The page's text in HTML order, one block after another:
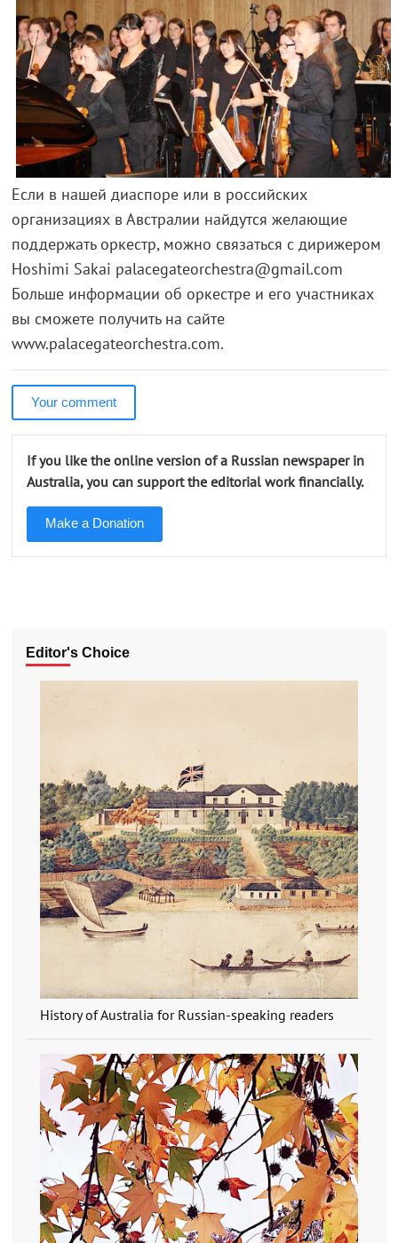
Если в нашей диаспоре или в российских
организациях в Австралии найдутся желающие
поддержать оркестр, можно связаться с дирижером
Hoshimi Sakai palacegateorchestra@gmail.com
Больше информации об оркестре и его участниках
вы сможете получить на сайте
www.palacegateorchestra.com.
Your comment
If you like the online version of a Russian newspaper in
Australia, you can support the editorial work financially.
Make a Donation
Editor's Choice
History of Australia for Russian-speaking readers